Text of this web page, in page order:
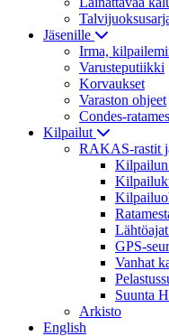
Jäsenille
Irma,
Varusteputiikki
Korvaukset
Varaston ohjeet
Condes-
Kilpailut
RAKAS-rastit
GPS-
Vanhat
Suunta
Arkisto
English